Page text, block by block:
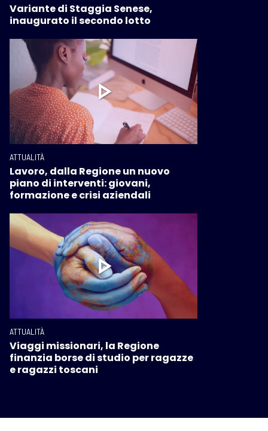
Variante di Staggia Senese,
inaugurato il secondo lotto
ATTUALITÀ
Lavoro, dalla Regione un nuovo
piano di interventi: giovani,
formazione e crisi aziendali
ATTUALITÀ
Viaggi missionari, la Regione
finanzia borse di studio per ragazze
e ragazzi toscani